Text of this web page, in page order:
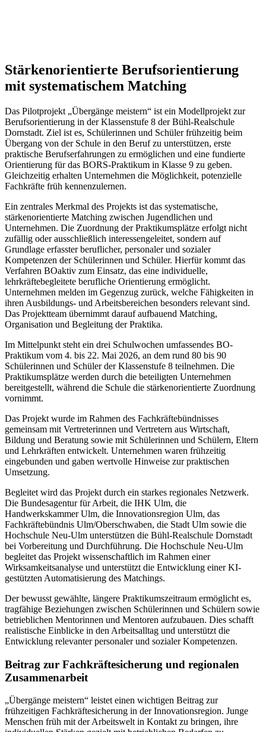
Stärkenorientierte Berufsorientierung
mit systematischem Matching
Das Pilotprojekt „Übergänge meistern“ ist ein Modellprojekt zur
Berufsorientierung in der Klassenstufe 8 der Bühl-Realschule
Dornstadt. Ziel ist es, Schülerinnen und Schüler frühzeitig beim
Übergang von der Schule in den Beruf zu unterstützen, erste
praktische Berufserfahrungen zu ermöglichen und eine fundierte
Orientierung für das BORS-Praktikum in Klasse 9 zu geben.
Gleichzeitig erhalten Unternehmen die Möglichkeit, potenzielle
Fachkräfte früh kennenzulernen.
Ein zentrales Merkmal des Projekts ist das systematische,
stärkenorientierte Matching zwischen Jugendlichen und
Unternehmen. Die Zuordnung der Praktikumsplätze erfolgt nicht
zufällig oder ausschließlich interessengeleitet, sondern auf
Grundlage erfasster beruflicher, personaler und sozialer
Kompetenzen der Schülerinnen und Schüler. Hierfür kommt das
Verfahren BOaktiv zum Einsatz, das eine individuelle,
lehrkräftebegleitete berufliche Orientierung ermöglicht.
Unternehmen melden im Gegenzug zurück, welche Fähigkeiten in
ihren Ausbildungs- und Arbeitsbereichen besonders relevant sind.
Das Projektteam übernimmt darauf aufbauend Matching,
Organisation und Begleitung der Praktika.
Im Mittelpunkt steht ein drei Schulwochen umfassendes BO-
Praktikum vom 4. bis 22. Mai 2026, an dem rund 80 bis 90
Schülerinnen und Schüler der Klassenstufe 8 teilnehmen. Die
Praktikumsplätze werden durch die beteiligten Unternehmen
bereitgestellt, während die Schule die stärkenorientierte Zuordnung
vornimmt.
Das Projekt wurde im Rahmen des Fachkräftebündnisses
gemeinsam mit Vertreterinnen und Vertretern aus Wirtschaft,
Bildung und Beratung sowie mit Schülerinnen und Schülern, Eltern
und Lehrkräften entwickelt. Unternehmen waren frühzeitig
eingebunden und gaben wertvolle Hinweise zur praktischen
Umsetzung.
Begleitet wird das Projekt durch ein starkes regionales Netzwerk.
Die Bundesagentur für Arbeit, die IHK Ulm, die
Handwerkskammer Ulm, die Innovationsregion Ulm, das
Fachkräftebündnis Ulm/Oberschwaben, die Stadt Ulm sowie die
Hochschule Neu-Ulm unterstützen die Bühl-Realschule Dornstadt
bei Vorbereitung und Durchführung. Die Hochschule Neu-Ulm
begleitet das Projekt wissenschaftlich im Rahmen einer
Wirksamkeitsanalyse und unterstützt die Entwicklung einer KI-
gestützten Automatisierung des Matchings.
Der bewusst gewählte, längere Praktikumszeitraum ermöglicht es,
tragfähige Beziehungen zwischen Schülerinnen und Schülern sowie
betrieblichen Mentorinnen und Mentoren aufzubauen. Dies schafft
realistische Einblicke in den Arbeitsalltag und unterstützt die
Entwicklung relevanter personaler und sozialer Kompetenzen.
Beitrag zur Fachkräftesicherung und regionalen
Zusammenarbeit
„Übergänge meistern“ leistet einen wichtigen Beitrag zur
frühzeitigen Fachkräftesicherung in der Innovationsregion. Junge
Menschen früh mit der Arbeitswelt in Kontakt zu bringen, ihre